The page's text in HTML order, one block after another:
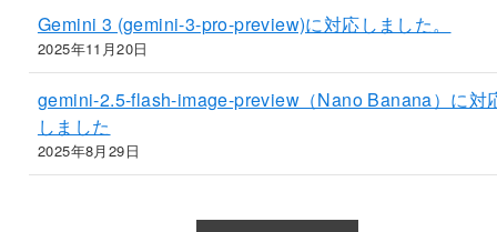
Gemini 3 (gemini-3-pro-preview)に対応しました。
2025年11月20日
gemini-2.5-flash-image-preview（Nano Banana）に対
しました
2025年8月29日